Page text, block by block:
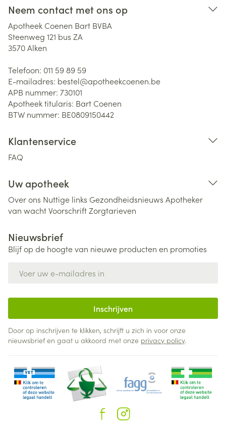
Neem contact met ons op
Apotheek Coenen Bart BVBA
Steenweg 121 bus ZA
3570Alken
Telefoon: 011 59 89 59
E-mailadres: bestel@apotheekcoenen.be
APB nummer: 730101
Apotheek titularis: Bart Coenen
BTW nummer: BE0809150442
Klantenservice
FAQ
Uw apotheek
Over ons Nuttige links Gezondheidsnieuws Apotheker
van wachtVoorschriftZorgtarieven
Nieuwsbrief
Blijf op de hoogte van nieuwe producten en promoties
Inschrijven
Door op inschrijven te klikken, schrijft u zich in voor onze
nieuwsbrief en gaat u akkoord met onze privacy policy.